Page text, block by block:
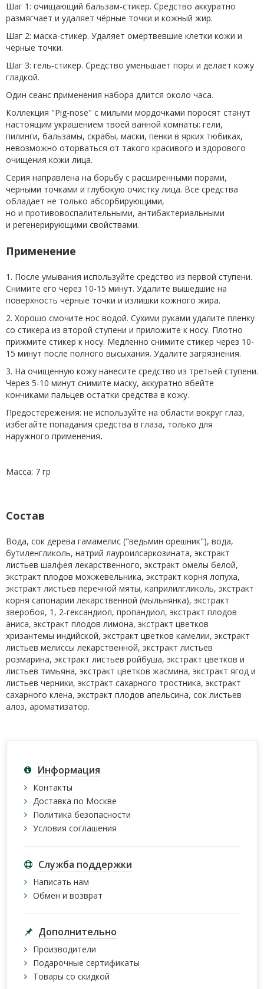
Шаг 1: очищающий бальзам-стикер. Средство аккуратно
размягчает и удаляет чёрные точки и кожный жир.
Шаг 2: маска-стикер. Удаляет омертвевшие клетки кожи и
чёрные точки.
Шаг 3: гель-стикер. Средство уменьшает поры и делает кожу
гладкой.
Один сеанс применения набора длится около часа.
Коллекция "Pig-nose" с милыми мордочками поросят станут
настоящим украшением твоей ванной комнаты: гели,
пилинги, бальзамы, скрабы, маски, пенки в ярких тюбиках,
невозможно оторваться от такого красивого и здорового
очищения кожи лица.
Серия направлена на борьбу с расширенными порами,
чёрными точками и глубокую очистку лица. Все средства
обладает не только абсорбирующими,
но и противовоспалительными, антибактериальными
и регенерирующими свойствами.
Применение
1. После умывания используйте средство из первой ступени.
Снимите его через 10-15 минут. Удалите вышедшие на
поверхность чёрные точки и излишки кожного жира.
2. Хорошо смочите нос водой. Сухими руками удалите пленку
со стикера из второй ступени и приложите к носу. Плотно
прижмите стикер к носу. Медленно снимите стикер через 10-
15 минут после полного высыхания. Удалите загрязнения.
3. На очищенную кожу нанесите средство из третьей ступени.
Через 5-10 минут снимите маску, аккуратно вбейте
кончиками пальцев остатки средства в кожу.
Предостережения: не используйте на области вокруг глаз,
избегайте попадания средства в глаза, только для
наружного применения.
Масса: 7 гр
Состав
Вода, сок дерева гамамелис ("ведьмин орешник"), вода,
бутиленгликоль, натрий лауроилсаркозината, экстракт
листьев шалфея лекарственного, экстракт омелы белой,
экстракт плодов можжевельника, экстракт корня лопуха,
экстракт листьев перечной мяты, каприлилгликоль, экстракт
корня сапонарии лекарственной (мыльнянка), экстракт
зверобоя, 1, 2-гександиол, пропандиол, экстракт плодов
аниса, экстракт плодов лимона, экстракт цветков
хризантемы индийской, экстракт цветков камелии, экстракт
листьев мелиссы лекарственной, экстракт листьев
розмарина, экстракт листьев ройбуша, экстракт цветков и
листьев тимьяна, экстракт цветков жасмина, экстракт ягод и
листьев черники, экстракт сахарного тростника, экстракт
сахарного клена, экстракт плодов апельсина, сок листьев
алоэ, ароматизатор.
Информация
Контакты
Доставка по Москве
Политика безопасности
Условия соглашения
Служба поддержки
Написать нам
Обмен и возврат
Дополнительно
Производители
Подарочные сертификаты
Товары со скидкой